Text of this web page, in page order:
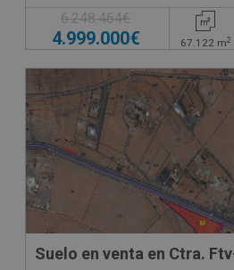
6.248.464€
4.999.000€ 67.122 m2
Suelo en venta en Ctra.